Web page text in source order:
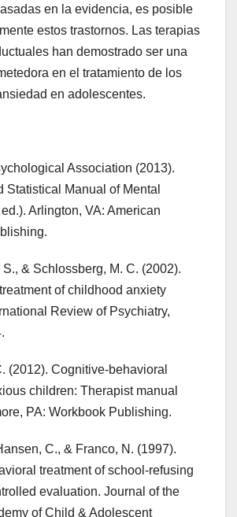
en la evidencia, es posible
estos trastornos. Las terapias
han demostrado ser una
en el tratamiento de los
en adolescentes.
Association (2013).
Statistical Manual of Mental
Arlington, VA: American
& Schlossberg, M. C. (2002).
of childhood anxiety
Review of Psychiatry,
(2012). Cognitive-behavioral
children: Therapist manual
PA: Workbook Publishing.
C., & Franco, N. (1997).
treatment of school-refusing
evaluation. Journal of the
of Child & Adolescent